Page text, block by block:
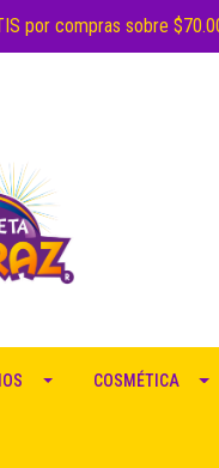
por compras sobre
COSMÉTICA